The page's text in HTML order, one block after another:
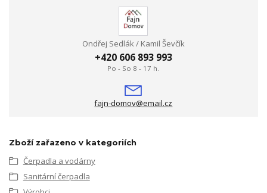
Ondřej Sedlák / Kamil Ševčík
+420 606 893 993
Po - So 8 - 17 h.
fajn-domov@email.cz
Zboží zařazeno v kategoriích
Čerpadla a vodárny
Sanitární čerpadla